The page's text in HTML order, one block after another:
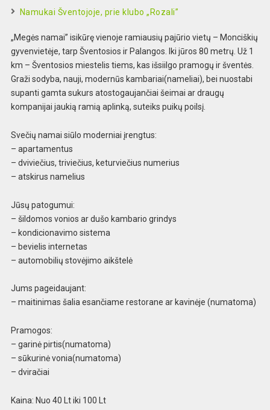
Namukai Šventojoje, prie klubo „Rozali”
„Megės namai” isikūrę vienoje ramiausių pajūrio vietų – Monciškių
gyvenvietėje, tarp Šventosios ir Palangos. Iki jūros 80 metrų. Už 1
km – Šventosios miestelis tiems, kas išsiilgo pramogų ir šventės.
Graži sodyba, nauji, modernūs kambariai(nameliai), bei nuostabi
supanti gamta sukurs atostogaujančiai šeimai ar draugų
kompanijai jaukią ramią aplinką, suteiks puikų poilsį.
Svečių namai siūlo moderniai įrengtus:
– apartamentus
– dviviečius, triviečius, keturviečius numerius
– atskirus namelius
Jūsų patogumui:
– šildomos vonios ar dušo kambario grindys
– kondicionavimo sistema
– bevielis internetas
– automobilių stovėjimo aikštelė
Jums pageidaujant:
– maitinimas šalia esančiame restorane ar kavinėje (numatoma)
Pramogos:
– garinė pirtis(numatoma)
– sūkurinė vonia(numatoma)
– dviračiai
Kaina: Nuo 40 Lt iki 100 Lt